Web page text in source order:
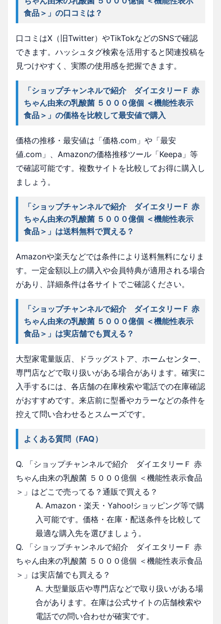
食品＞」の口コミは？
口コミはX（旧Twitter）やTikTokなどのSNSで確認
できます。ハッシュタグ検索を活用すると関連投稿を
見つけやすく、実際の使用感を把握できます。
「ショップチャンネルで紹介 ダイエタリーＦ 赤
ちゃん由来の乳酸菌 ５０００億個 ＜機能性表示
食品＞」の価格を比較して最安値で購入
価格の推移・最安値は「価格.com」や「最安
値.com」、Amazonの価格推移ツール「Keepa」等
で確認可能です。複数サイトを比較してお得に購入し
ましょう。
「ショップチャンネルで紹介 ダイエタリーＦ 赤
ちゃん由来の乳酸菌 ５０００億個 ＜機能性表示
食品＞」は送料無料で買える？
Amazonや楽天などでは条件により送料無料になりま
す。一定金額以上の購入や会員特典が適用される場合
があり、詳細条件は各サイトでご確認ください。
「ショップチャンネルで紹介 ダイエタリーＦ 赤
ちゃん由来の乳酸菌 ５０００億個 ＜機能性表示
食品＞」は実店舗でも買える？
大型家電量販店、ドラッグストア、ホームセンター、
専門店などで取り扱いがある場合があります。確実に
入手するには、各店舗の在庫検索や電話での在庫確認
がおすすめです。来店前に型番やカラーなどの条件を
控えて問い合わせるとスムーズです。
よくある質問（FAQ）
Q. 「ショップチャンネルで紹介 ダイエタリーＦ 赤
ちゃん由来の乳酸菌 ５０００億個 ＜機能性表示食品
＞」はどこで売ってる？通販で買える？
A. Amazon・楽天・Yahoo!ショッピング等で購
入可能です。価格・在庫・配送条件を比較して
最適な購入先を選びましょう。
Q. 「ショップチャンネルで紹介 ダイエタリーＦ 赤
ちゃん由来の乳酸菌 ５０００億個 ＜機能性表示食品
＞」は実店舗でも買える？
A. 大型量販店や専門店などで取り扱いがある場
合があります。在庫は公式サイトの店舗検索や
電話での問い合わせが確実です。